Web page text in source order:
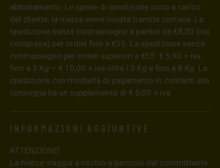
abbonamento. Le spese di spedizione sono a carico
del cliente; la merce viene inviata tramite corriere. La
spedizione senza contrassegno a partire da €8,20 (iva
compresa) per ordini fino a €55. La spedizione senza
contrassegno per ordini superiori a €55: € 5,90 + iva
fino a 3 Kg – € 10,00 + iva oltre i 3 Kg e fino a 8 Kg. La
spedizione con modalità di pagamento in contanti alla
consegna ha un supplemento di € 5,00 + iva.
Informazioni aggiuntive
ATTENZIONE!
La merce viaggia a rischio e pericolo del committente.